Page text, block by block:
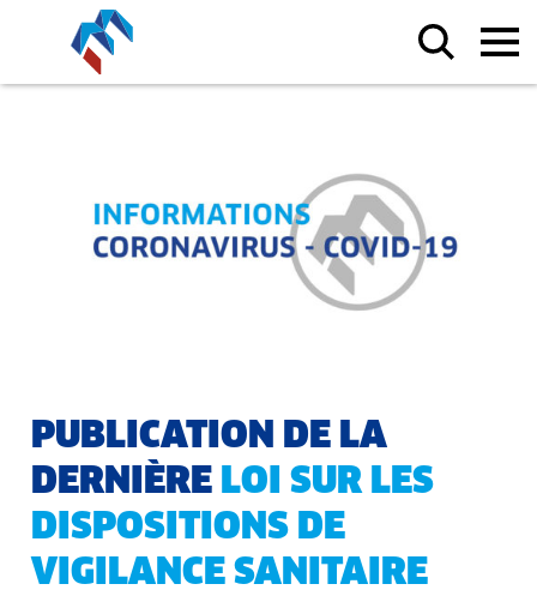
PUBLICATION DE LA
DERNIÈRE LOI SUR LES
DISPOSITIONS DE
VIGILANCE SANITAIRE